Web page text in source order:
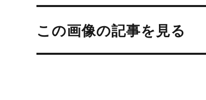
投
ナ
ビ
ー
この画像の記事を見る